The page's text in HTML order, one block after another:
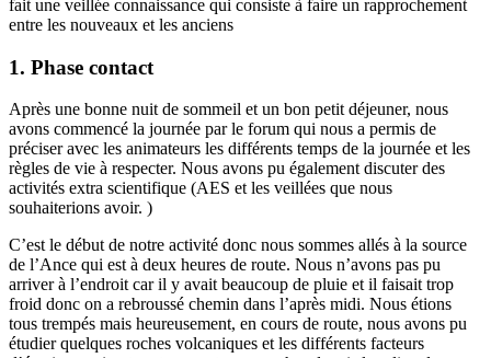
fait une veillée connaissance qui consiste à faire un rapprochement
entre les nouveaux et les anciens
1. Phase contact
Après une bonne nuit de sommeil et un bon petit déjeuner, nous
avons commencé la journée par le forum qui nous a permis de
préciser avec les animateurs les différents temps de la journée et les
règles de vie à respecter. Nous avons pu également discuter des
activités extra scientifique (AES et les veillées que nous
souhaiterions avoir. )
C’est le début de notre activité donc nous sommes allés à la source
de l’Ance qui est à deux heures de route. Nous n’avons pas pu
arriver à l’endroit car il y avait beaucoup de pluie et il faisait trop
froid donc on a rebroussé chemin dans l’après midi. Nous étions
tous trempés mais heureusement, en cours de route, nous avons pu
étudier quelques roches volcaniques et les différents facteurs